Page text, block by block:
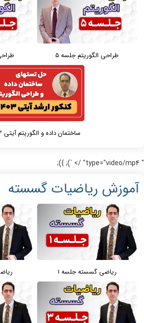
طراحی الگوریتم جلسه 5
ساختمان داده و الگوریتم آیتی 1403
" type="video/mp4" /> `); });
آموزش ریاضیات گسسته
ریاضی گسسته جلسه 1